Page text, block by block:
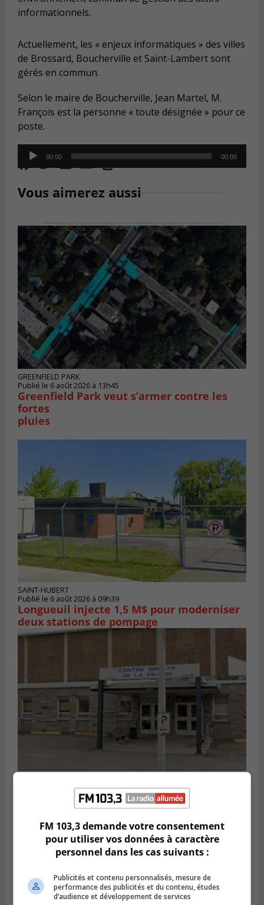
informationnels.
Actuellement, les « enjeux informatiques » des villes
de Brossard, Boucherville et Saint-Lambert sont
gérés en commun.
Selon le maire de Boucherville, Jean Martel, M.
François est la personne « toute désignée » pour ce
poste.
Audio
Player
00:00 00:00
Vous aimerez aussi
GREENFIELD PARK
Publié le 6 août 2026 à 13h45
Greenfield Park veut s’armer contre les
fortes
pluies
SAINT-HUBERT
Publié le 6 août 2026 à 09h39
Longueuil injecte 1,5 M$ pour moderniser
deux stations de pompage
Publié le 5 août 2026 à 11h59
La Prairie loue des espaces de glace
jusqu’en avril 2027
FM 103,3 demande votre consentement
pour utiliser vos données à caractère
personnel dans les cas suivants :
Publicités et contenu personnalisés, mesure de
performance des publicités et du contenu, études
d’audience et développement de services